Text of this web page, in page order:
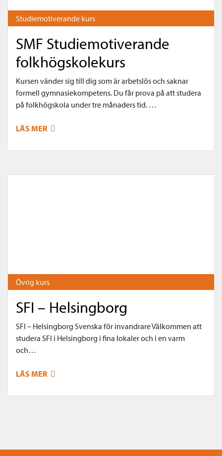
Studiemotiverande kurs
SMF Studiemotiverande
folkhögskolekurs
Kursen vänder sig till dig som är arbetslös och saknar
formell gymnasiekompetens. Du får prova på att studera
på folkhögskola under tre månaders tid. …
LÄS MER
Övrig kurs
SFI – Helsingborg
SFI – Helsingborg Svenska för invandrare Välkommen att
studera SFI i Helsingborg i fina lokaler och i en varm
och…
LÄS MER